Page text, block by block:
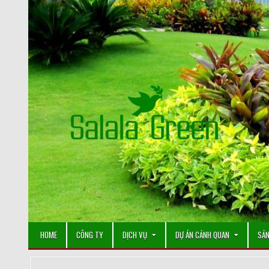
HOME CÔNG TY DỊCH VỤ DỰ ÁN CẢNH QUAN